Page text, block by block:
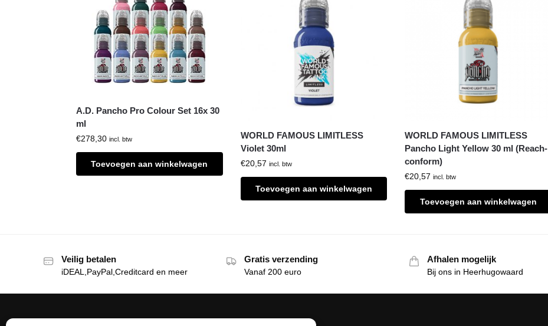
A.D. Pancho Pro Colour Set 16x 30
ml
€278,30 incl. btw
Toevoegen aan winkelwagen
WORLD FAMOUS LIMITLESS
Violet 30ml
€20,57 incl. btw
Toevoegen aan winkelwagen
WORLD FAMOUS LIMITLESS
Pancho Light Yellow 30 ml (Reach-
conform)
€20,57 incl. btw
Toevoegen aan winkelwagen
Veilig betalen
iDEAL,PayPal,Creditcard en meer
Gratis verzending
Vanaf 200 euro
Afhalen mogelijk
Bij ons in Heerhugowaard